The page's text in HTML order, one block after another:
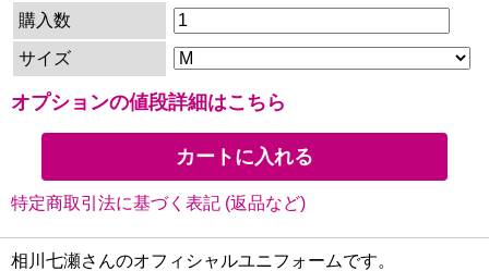
購入数
サイズ
オプションの値段詳細はこちら
特定商取引法に基づく表記 (返品など)
相川七瀬さんのオフィシャルユニフォームです。